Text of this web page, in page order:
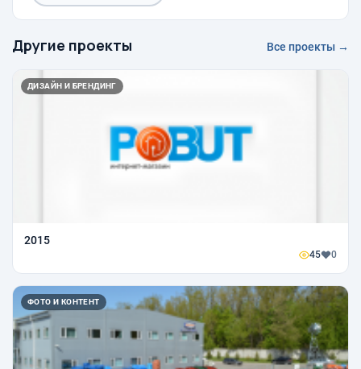
Другие проекты Все проекты →
ДИЗАЙН И БРЕНДИНГ
2015
45 0
ФОТО И КОНТЕНТ